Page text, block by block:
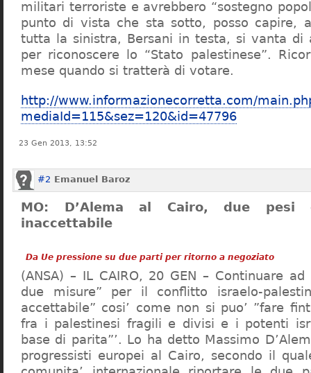
militari terroriste e avrebbero “sostegno
punto di vista che sta sotto, posso capire,
tutta la sinistra, Bersani in testa, si vanta di
per riconoscere lo “Stato palestinese”.
mese quando si tratterà di votare.
http://www.informazionecorretta.com/
mediaId=115&sez=120&id=47796
23 Gen 2013, 13:52
#2 Emanuel Baroz
MO: D’Alema al Cairo, due pesi
inaccettabile
Da Ue pressione su due parti per ritorno a negoziato
(ANSA) – IL CAIRO, 20 GEN – Continuare
due misure” per il conflitto israelo-
accettabile” cosi’ come non si puo’ ”fare
fra i palestinesi fragili e divisi e i potenti
base di parita”’. Lo ha detto Massimo
progressisti europei al Cairo, secondo il